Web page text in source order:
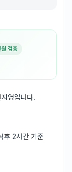
검증
영입니다.
후 2시간 기준